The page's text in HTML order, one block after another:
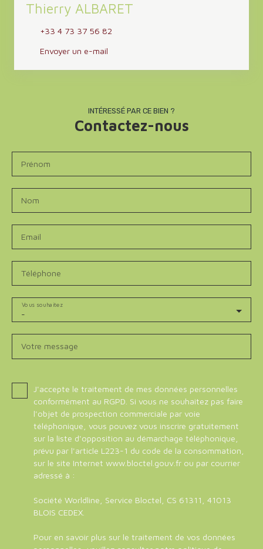
Thierry ALBARET
+33 4 73 37 56 82
Envoyer un e-mail
INTÉRESSÉ PAR CE BIEN ?
Contactez-nous
Prénom
Nom
Email
Téléphone
-
Vous souhaitez
Votre message
J'accepte le traitement de mes données personnelles
conformément au RGPD. Si vous ne souhaitez pas faire
l'objet de prospection commerciale par voie
téléphonique, vous pouvez vous inscrire gratuitement
sur la liste d'opposition au démarchage téléphonique,
prévu par l'article L223-1 du code de la consommation,
sur le site Internet www.bloctel.gouv.fr ou par courrier
adressé à :
Société Worldline, Service Bloctel, CS 61311, 41013
BLOIS CEDEX.
Pour en savoir plus sur le traitement de vos données